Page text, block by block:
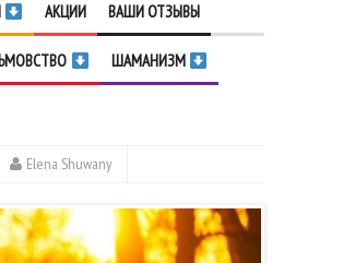
АКЦИИ ВАШИ ОТЗЫВЫ
ШАМАНИЗМ
Elena Shuwany